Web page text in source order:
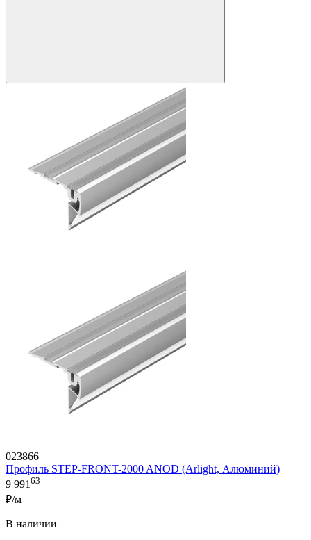
023866
Профиль STEP-FRONT-2000 ANOD (Arlight, Алюминий)
9 99163
₽/м
В наличии